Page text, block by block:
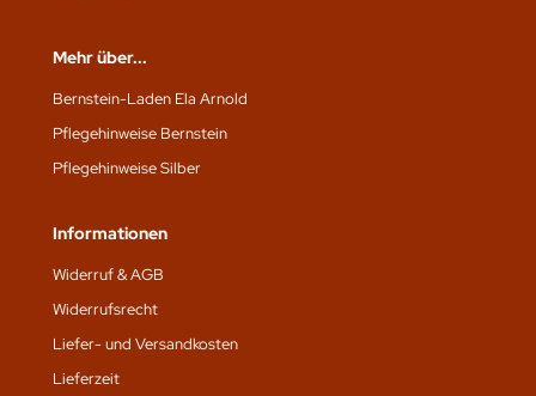
Mehr über...
Bernstein-Laden Ela Arnold
Pflegehinweise Bernstein
Pflegehinweise Silber
Informationen
Widerruf & AGB
Widerrufsrecht
Liefer- und Versandkosten
Lieferzeit